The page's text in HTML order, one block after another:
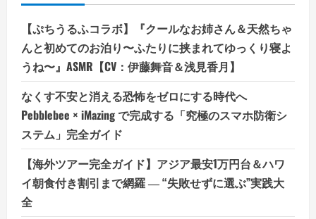
【ぷちうるふコラボ】『クールなお姉さん＆天然ちゃ
んと初めてのお泊り〜ふたりに挟まれてゆっくり寝よ
うね〜』ASMR【CV：伊藤舞音＆浅見香月】
なくす不安と消える恐怖をゼロにする時代へ
Pebblebee × iMazing で完成する「究極のスマホ防衛シ
ステム」完全ガイド
【海外ツアー完全ガイド】アジア最安1万円台＆ハワ
イ朝食付き割引まで網羅 ― “失敗せずに選ぶ”実践大
全